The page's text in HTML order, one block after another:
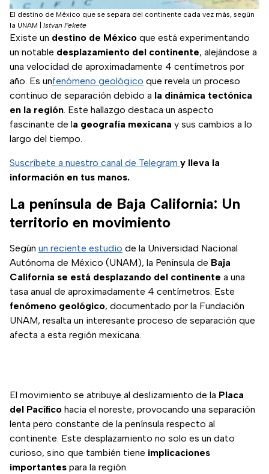
El destino de México que se separa del continente cada vez más, según
la UNAM
Istvan Fekete
Existe un destino de México que está experimentando
un notable desplazamiento del continente, alejándose a
una velocidad de aproximadamente 4 centímetros por
año. Es unfenómeno geológico que revela un proceso
continuo de separación debido a la dinámica tectónica
en la región. Este hallazgo destaca un aspecto
fascinante de la geografía mexicana y sus cambios a lo
largo del tiempo.
Suscríbete a nuestro canal de Telegram y lleva la
información en tus manos.
La península de Baja California: Un
territorio en movimiento
Según un reciente estudio de la Universidad Nacional
Autónoma de México (UNAM), la Península de Baja
California se está desplazando del continente a una
tasa anual de aproximadamente 4 centímetros. Este
fenómeno geológico, documentado por la Fundación
UNAM, resalta un interesante proceso de separación que
afecta a esta región mexicana.
El movimiento se atribuye al deslizamiento de la Placa
del Pacífico hacia el noreste, provocando una separación
lenta pero constante de la península respecto al
continente. Este desplazamiento no solo es un dato
curioso, sino que también tiene implicaciones
importantes para la región.